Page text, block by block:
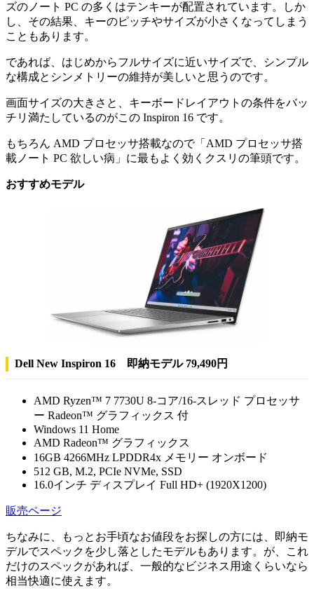
ズのノート PC の多くはテンキーが配置されています。しか
し、その結果、キーのピッチやサイズが小さくなってしまう
こともあります。
であれば、はじめからフルサイズに近いサイズで、シンプル
な構成とシンメトリーの維持が美しいと思うのです。
画面サイズの大きさと、キーボードレイアウトの条件をバッ
チリ満たしているのがこの Inspiron 16 です。
もちろん AMD プロセッサ搭載なので「AMD プロセッサ搭
載ノート PC 欲しい病」に最もよく効くクスリの筆頭です。
おすすめモデル
Dell New Inspiron 16 即納モデル 79,490円
AMD Ryzen™ 7 7730U 8-コア/16-スレッド プロセッサ
ー Radeon™ グラフィックス 付
Windows 11 Home
AMD Radeon™ グラフィックス
16GB 4266MHz LPDDR4x メモリー オンボード
512 GB, M.2, PCIe NVMe, SSD
16.0インチ ディスプレイ Full HD+ (1920X1200)
販売ページ
ちなみに、もっとお手頃なお値段をお探しの方には、即納モ
デルでスペックを少し落としたモデルもあります。が、これ
だけのスペックがあれば、一般的なビジネス用途くらいなら
相当快適に使えます。